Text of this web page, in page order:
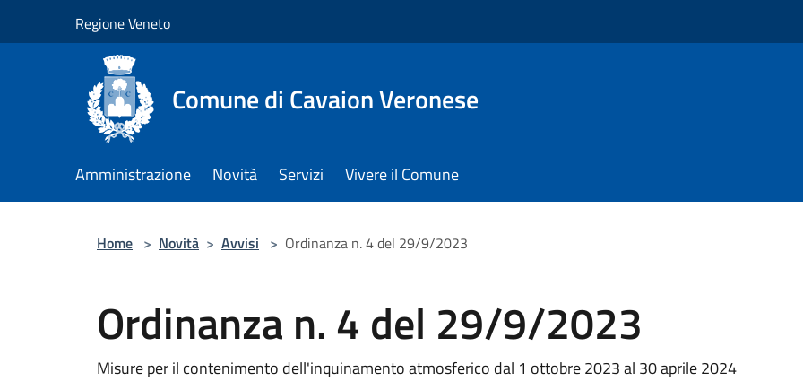
Regione Veneto
Comune di Cavaion Veronese
Amministrazione Novità Servizi Vivere il Comune
Home > Novità > Avvisi > Ordinanza n. 4 del 29/9/2023
Ordinanza n. 4 del 29/9/2023
Misure per il contenimento dell'inquinamento atmosferico dal 1 ottobre 2023 al 30 aprile 2024